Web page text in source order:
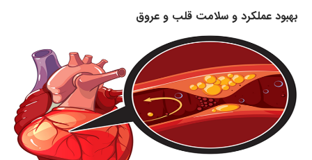
بهبود عملکرد و سلامت قلب و عروق